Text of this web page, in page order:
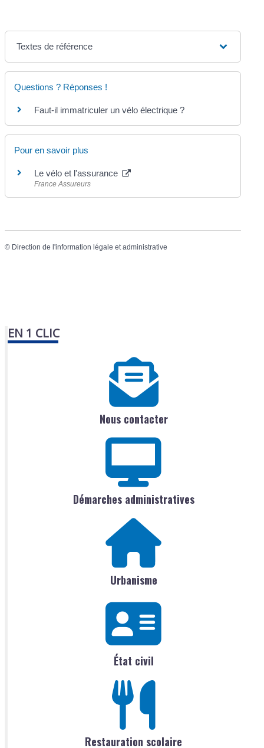
Textes de référence
Questions ? Réponses !
Faut-il immatriculer un vélo électrique ?
Pour en savoir plus
Le vélo et l'assurance
France Assureurs
© Direction de l'information légale et administrative
EN 1 CLIC
Nous contacter
Démarches administratives
Urbanisme
État civil
Restauration scolaire